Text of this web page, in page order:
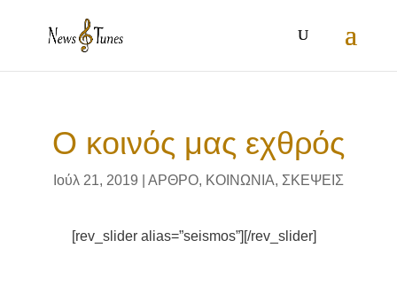
Ο κοινός μας εχθρός
Ιούλ 21, 2019 ΑΡΘΡΟ, ΚΟΙΝΩΝΙΑ, ΣΚΕΨΕΙΣ
[rev_slider alias=”seismos”][/rev_slider]